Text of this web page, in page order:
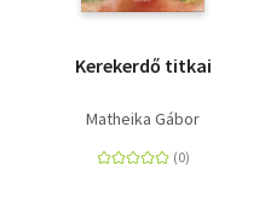
Kerekerdő titkai
Matheika Gábor